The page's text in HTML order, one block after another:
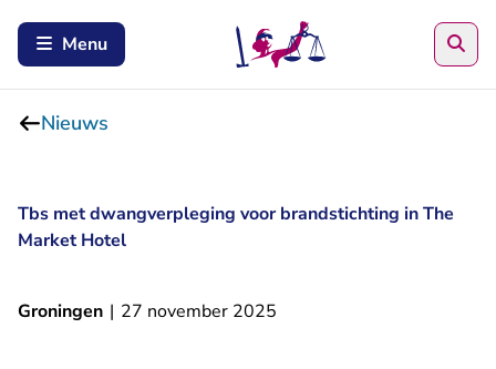
Menu
Nieuws
Tbs met dwangverpleging voor brandstichting in The
Market Hotel
Groningen | 27 november 2025